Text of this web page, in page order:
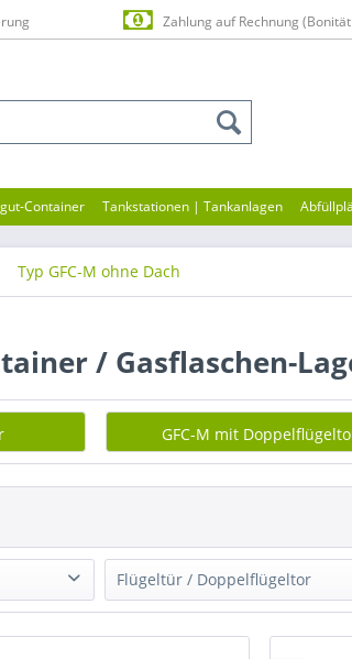
Zahlung auf Rechnung
Container Tankstationen | Tankanlagen
Typ GFC-M ohne Dach
/ Gasflaschen-
GFC-M mit
Flügeltür / Doppelflügeltor